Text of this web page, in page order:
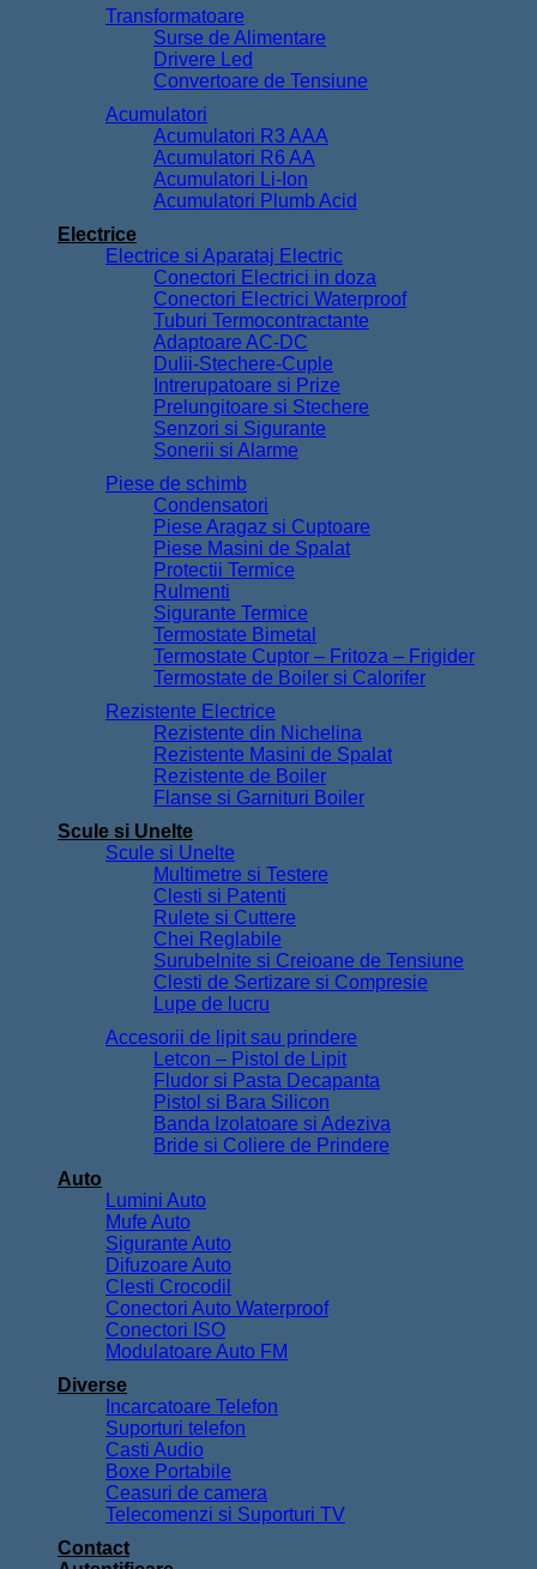
Transformatoare
Surse de Alimentare
Drivere Led
Convertoare de Tensiune
Acumulatori
Acumulatori R3 AAA
Acumulatori R6 AA
Acumulatori Li-Ion
Acumulatori Plumb Acid
Electrice
Electrice si Aparataj Electric
Conectori Electrici in doza
Conectori Electrici Waterproof
Tuburi Termocontractante
Adaptoare AC-DC
Dulii-Stechere-Cuple
Intrerupatoare si Prize
Prelungitoare si Stechere
Senzori si Sigurante
Sonerii si Alarme
Piese de schimb
Condensatori
Piese Aragaz si Cuptoare
Piese Masini de Spalat
Protectii Termice
Rulmenti
Sigurante Termice
Termostate Bimetal
Termostate Cuptor – Fritoza – Frigider
Termostate de Boiler si Calorifer
Rezistente Electrice
Rezistente din Nichelina
Rezistente Masini de Spalat
Rezistente de Boiler
Flanse si Garnituri Boiler
Scule si Unelte
Scule si Unelte
Multimetre si Testere
Clesti si Patenti
Rulete si Cuttere
Chei Reglabile
Surubelnite si Creioane de Tensiune
Clesti de Sertizare si Compresie
Lupe de lucru
Accesorii de lipit sau prindere
Letcon – Pistol de Lipit
Fludor si Pasta Decapanta
Pistol si Bara Silicon
Banda Izolatoare si Adeziva
Bride si Coliere de Prindere
Auto
Lumini Auto
Mufe Auto
Sigurante Auto
Difuzoare Auto
Clesti Crocodil
Conectori Auto Waterproof
Conectori ISO
Modulatoare Auto FM
Diverse
Incarcatoare Telefon
Suporturi telefon
Casti Audio
Boxe Portabile
Ceasuri de camera
Telecomenzi si Suporturi TV
Contact